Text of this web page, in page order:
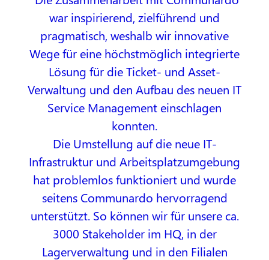
war inspirierend, zielführend und
pragmatisch, weshalb wir innovative
Wege für eine höchstmöglich integrierte
Lösung für die Ticket- und Asset-
Verwaltung und den Aufbau des neuen IT
Service Management einschlagen
konnten.
Die Umstellung auf die neue IT-
Infrastruktur und Arbeitsplatzumgebung
hat problemlos funktioniert und wurde
seitens Communardo hervorragend
unterstützt. So können wir für unsere ca.
3000 Stakeholder im HQ, in der
Lagerverwaltung und in den Filialen